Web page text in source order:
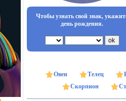
Чтобы узнать свой знак,
день рождения.
Овен Телец
Скорпион